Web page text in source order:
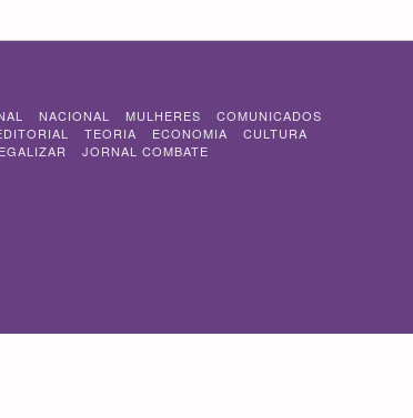
NACIONAL MULHERES
COMUNICADOS
TEORIA ECONOMIA
CULTURA
JORNAL COMBATE